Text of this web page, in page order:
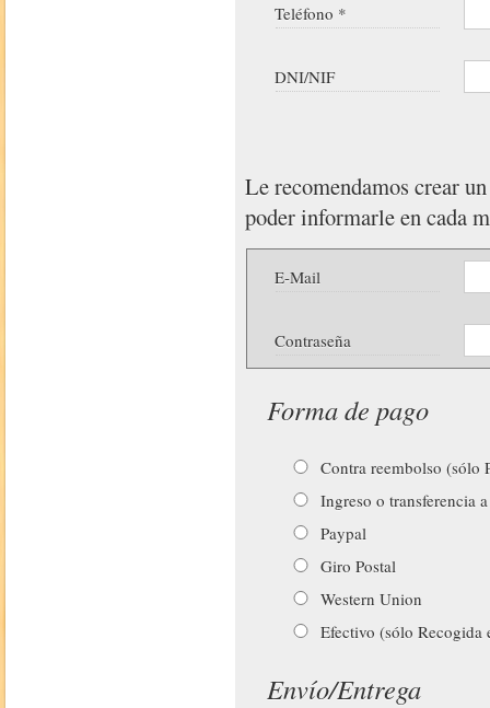
Teléfono *
DNI/NIF
Le recomendamos crear
poder informarle en cada
E-Mail
Contraseña
Forma de pago
Contra reembolso (sólo
Ingreso o transferencia
Paypal
Giro Postal
Western Union
Efectivo (sólo Recogida
Envío/Entrega